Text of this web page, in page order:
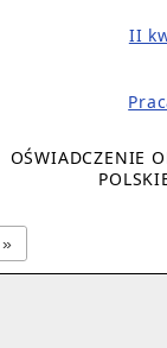
II
OŚWIADCZENIE
»